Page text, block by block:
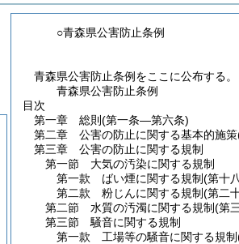
○青森県公害防止条例
青森県公害防止条例をここに公布する。
青森県公害防止条例
目次
第一章
総則 (第一条―第六条)
第二章
公害の防止に関する基本的施策
第三章
公害の防止に関する規制
第一節
大気の汚染に関する規制
第一款
ばい煙に関する規制(第十
第二款
粉じんに関する規制(第二
第二節
水質の汚濁に関する規制(第
第三節
騒音に関する規制
第一款
工場等の騒音に関する規制